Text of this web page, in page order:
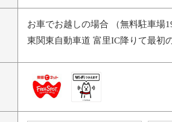
お車でお越しの場合 （無料駐車場
東関東自動車道 富里IC降りて最初